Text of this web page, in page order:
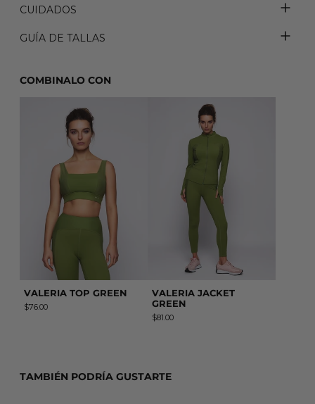
COMBINALO CON
VALERIA TOP GREEN
$76.00
VALERIA JACKET
VALERIA JACKET
GREEN
$81.00
CUIDADOS
GUÍA DE TALLAS
TAMBIÉN PODRÍA GUSTARTE